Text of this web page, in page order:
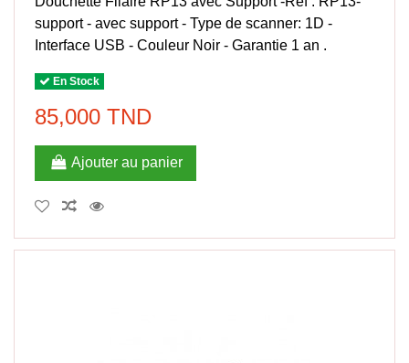
support - avec support - Type de scanner: 1D -
Interface USB - Couleur Noir - Garantie 1 an .
En Stock
85,000 TND
Ajouter au panier